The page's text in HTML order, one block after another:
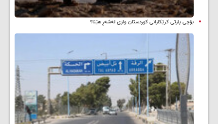
بۆچی پارتی کرێکارانی کوردستان وازی لەشەڕ هێنا؟